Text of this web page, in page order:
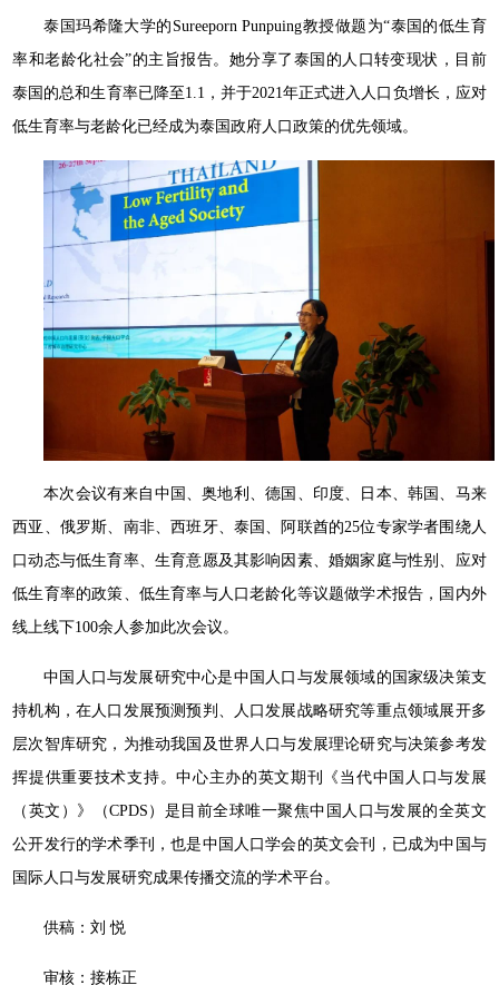
泰国玛希隆大学的Sureeporn Punpuing教授做题为“泰国的低生育
率和老龄化社会”的主旨报告。她分享了泰国的人口转变现状，目前
泰国的总和生育率已降至1.1，并于2021年正式进入人口负增长，应对
低生育率与老龄化已经成为泰国政府人口政策的优先领域。
本次会议有来自中国、奥地利、德国、印度、日本、韩国、马来
西亚、俄罗斯、南非、西班牙、泰国、阿联酋的25位专家学者围绕人
口动态与低生育率、生育意愿及其影响因素、婚姻家庭与性别、应对
低生育率的政策、低生育率与人口老龄化等议题做学术报告，国内外
线上线下100余人参加此次会议。
中国人口与发展研究中心是中国人口与发展领域的国家级决策支
持机构，在人口发展预测预判、人口发展战略研究等重点领域展开多
层次智库研究，为推动我国及世界人口与发展理论研究与决策参考发
挥提供重要技术支持。中心主办的英文期刊《当代中国人口与发展
（英文）》（CPDS）是目前全球唯一聚焦中国人口与发展的全英文
公开发行的学术季刊，也是中国人口学会的英文会刊，已成为中国与
国际人口与发展研究成果传播交流的学术平台。
供稿：刘 悦
审核：接栋正